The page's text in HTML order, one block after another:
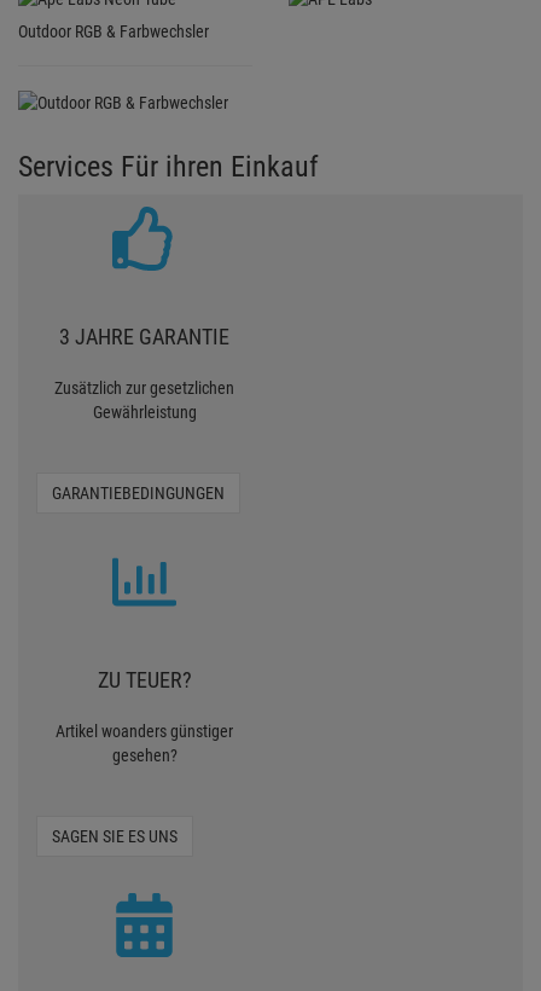
Outdoor RGB & Farbwechsler
Services Für ihren Einkauf
3 JAHRE GARANTIE
Zusätzlich zur gesetzlichen
Gewährleistung
GARANTIEBEDINGUNGEN
ZU TEUER?
Artikel woanders günstiger
gesehen?
SAGEN SIE ES UNS